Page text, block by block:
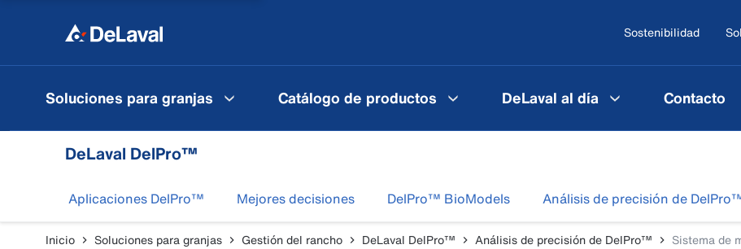
Sostenibilidad
Soluciones para granjas Catálogo de productos DeLaval al día Contacto
DeLaval DelPro™
Aplicaciones DelPro™ Mejores decisiones DelPro™ BioModels Análisis de precisión de
Inicio Soluciones para granjas Gestión del rancho DeLaval DelPro™ Análisis de precisión de DelPro™ Sistema de